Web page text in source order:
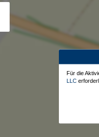
Für die
LLC